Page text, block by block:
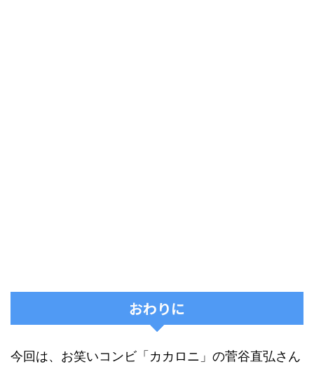
おわりに
今回は、お笑いコンビ「カカロニ」の菅谷直弘さん